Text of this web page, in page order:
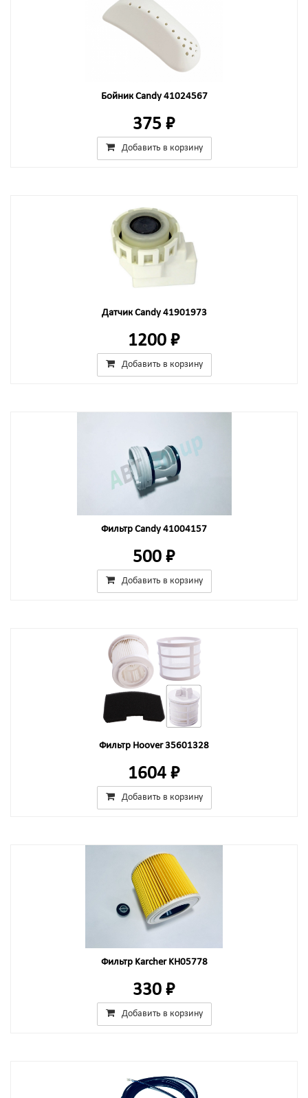
Бойник Candy 41024567
375 ₽
Добавить в корзину
Датчик Candy 41901973
1200 ₽
Добавить в корзину
Фильтр Candy 41004157
500 ₽
Добавить в корзину
Фильтр Hoover 35601328
1604 ₽
Добавить в корзину
Фильтр Karcher KH05778
330 ₽
Добавить в корзину